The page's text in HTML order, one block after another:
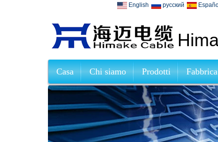
English русский
Casa Chi siamo Prodotti